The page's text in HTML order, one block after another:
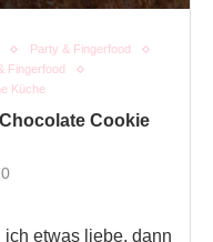
Party & Fingerfood
Fingerfood
Küche
Cookie
etwas liebe, dann